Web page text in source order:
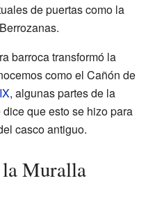
de puertas como la
barroca transformó la
como el Cañón de
, algunas partes de la
que esto se hizo para
casco antiguo.
la Muralla